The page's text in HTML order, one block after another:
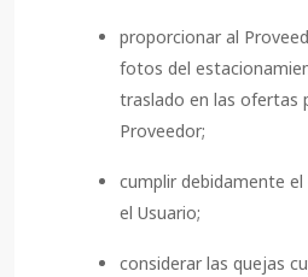
proporcionar al
fotos del
traslado en las ofertas
Proveedor;
cumplir debidamente
el Usuario;
considerar las quejas